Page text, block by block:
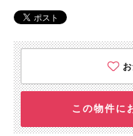
この物件に